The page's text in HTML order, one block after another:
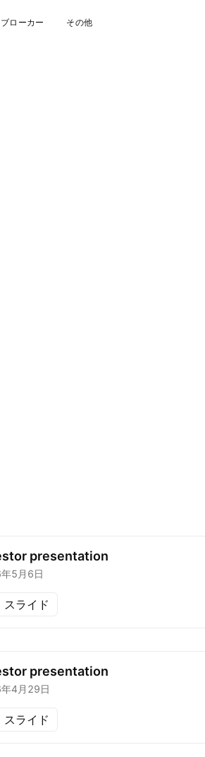
ブローカー その他
presentation
5月6日
スライド
presentation
4月29日
スライド